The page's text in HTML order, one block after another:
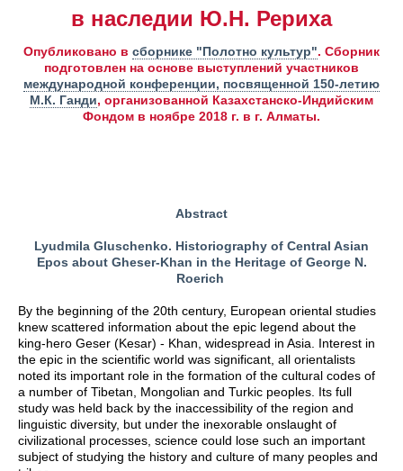
в наследии Ю.Н. Рериха
Опубликовано в сборнике "Полотно культур". Сборник
подготовлен на основе выступлений участников
международной конференции, посвященной 150-летию
М.К. Ганди, организованной Казахстанско-Индийским
Фондом в ноябре 2018 г. в г. Алматы.
Abstract
Lyudmila Gluschenko. Historiography of Central Asian
Epos about Gheser-Khan in the Heritage of George N.
Roerich
By the beginning of the 20th century, European oriental studies
knew scattered information about the epic legend about the
king-hero Geser (Kesar) - Khan, widespread in Asia. Interest in
the epic in the scientific world was significant, all orientalists
noted its important role in the formation of the cultural codes of
a number of Tibetan, Mongolian and Turkic peoples. Its full
study was held back by the inaccessibility of the region and
linguistic diversity, but under the inexorable onslaught of
civilizational processes, science could lose such an important
subject of studying the history and culture of many peoples and